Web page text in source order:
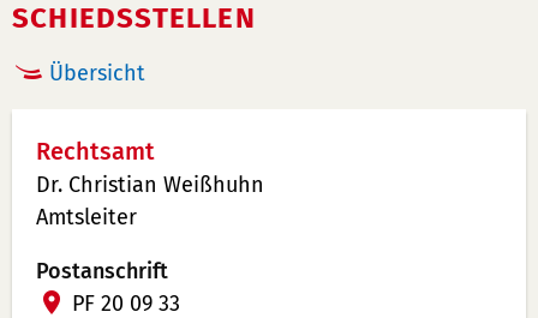
SCHIEDSSTELLEN
Übersicht
Rechtsamt
Dr. Christian Weißhuhn
Amtsleiter
Postanschrift
PF 20 09 33